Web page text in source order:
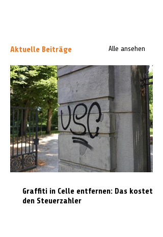
Aktuelle Beiträge Alle ansehen
Graffiti in Celle entfernen: Das kostet es
den Steuerzahler